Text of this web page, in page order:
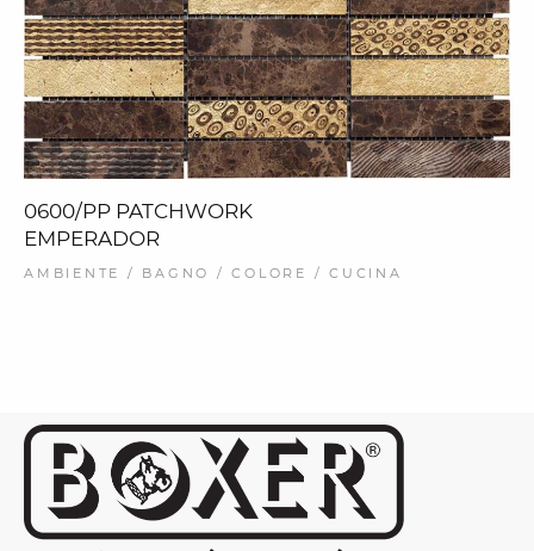
0600/PP PATCHWORK
EMPERADOR
AMBIENTE / BAGNO / COLORE / CUCINA